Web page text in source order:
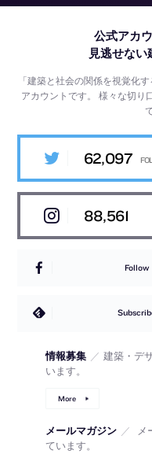
公式アカ
見逃せない
「建築と社会の関係を視覚化
アカウントです。様々な切り
62,097
88,561
Follow
情報募集 ／ 建築・デ
います。
More
メールマガジン ／
メ
ています。